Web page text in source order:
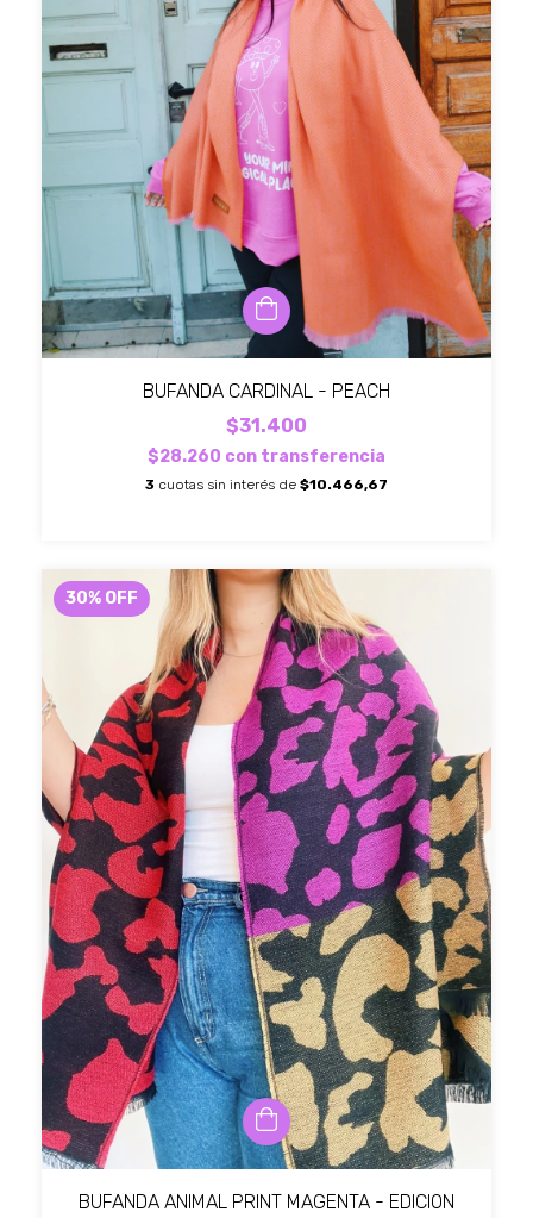
BUFANDA CARDINAL - PEACH
$31.400
$28.260 con transferencia
3 cuotas sin interés de $10.466,67
30% OFF
BUFANDA ANIMAL PRINT MAGENTA - EDICION